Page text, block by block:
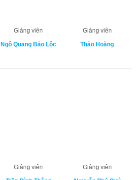
Giảng viên
Ngô Quang Bảo Lộc
Giảng viên
Thảo Hoàng
Giảng viên
Giảng viên